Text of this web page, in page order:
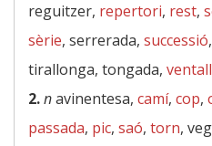
reguitzer, repertori, rest,
sèrie, serrerada, successió
tirallonga, tongada, ventall
2.navinentesa, camí, cop,
passada, pic, saó, torn,